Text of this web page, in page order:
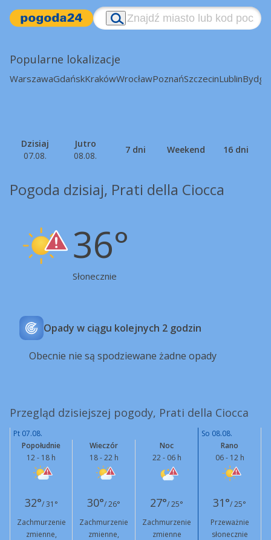
Popularne lokalizacje
WarszawaGdańskKrakówWrocławPoznańSzczecinLublin
Dzisiaj
07.08.
Jutro
08.08.
7 dni Weekend 16 dni
Pogoda dzisiaj, Prati della Ciocca
36°
Słonecznie
Opady w ciągu kolejnych 2 godzin
Obecnie nie są spodziewane żadne opady
Przegląd dzisiejszej pogody, Prati della Ciocca
Pt 07.08.
So 08.08.
Popołudnie
12 - 18 h
Wieczór
18 - 22 h
Noc
22 - 06 h
Rano
06 - 12 h
32°/ 31° 30°/ 26° 27°/ 25° 31°/ 25°
Zachmurzenie
zmienne,
Zachmurzenie
zmienne,
Zachmurzenie
zmienne
Przeważnie
słonecznie